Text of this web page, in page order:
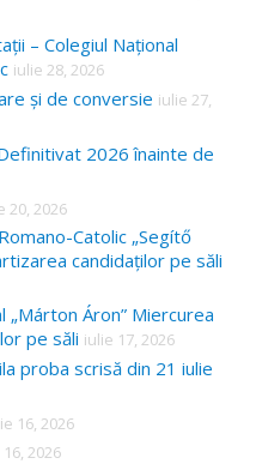
– Colegiul Național
iulie 28, 2026
și de conversie iulie 27,
2026 înainte de
20, 2026
Catolic „Segítő
candidaților pe săli
„Márton Áron” Miercurea
pe săli iulie 17, 2026
proba scrisă din 21 iulie
16, 2026
2026